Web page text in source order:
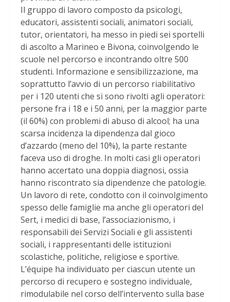
Il gruppo di lavoro composto da psicologi,
educatori, assistenti sociali, animatori sociali,
tutor, orientatori, ha messo in piedi sei sportelli
di ascolto a Marineo e Bivona, coinvolgendo le
scuole nel percorso e incontrando oltre 500
studenti. Informazione e sensibilizzazione, ma
soprattutto l’avvio di un percorso riabilitativo
per i 120 utenti che si sono rivolti agli operatori:
persone fra i 18 e i 50 anni, per la maggior parte
(il 60%) con problemi di abuso di alcool; ha una
scarsa incidenza la dipendenza dal gioco
d’azzardo (meno del 10%), la parte restante
faceva uso di droghe. In molti casi gli operatori
hanno accertato una doppia diagnosi, ossia
hanno riscontrato sia dipendenze che patologie.
Un lavoro di rete, condotto con il coinvolgimento
spesso delle famiglie ma anche gli operatori del
Sert, i medici di base, l’associazionismo, i
responsabili dei Servizi Sociali e gli assistenti
sociali, i rappresentanti delle istituzioni
scolastiche, politiche, religiose e sportive.
L’équipe ha individuato per ciascun utente un
percorso di recupero e sostegno individuale,
rimodulabile nel corso dell’intervento sulla base